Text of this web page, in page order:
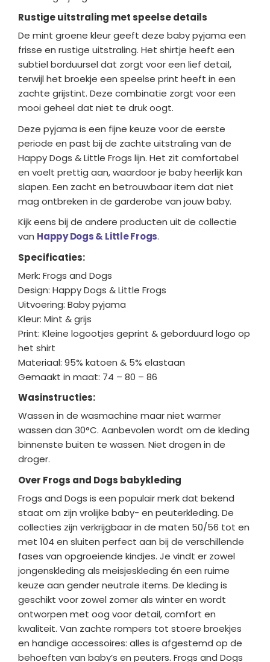
Rustige uitstraling met speelse details
De mint groene kleur geeft deze baby pyjama een
frisse en rustige uitstraling. Het shirtje heeft een
subtiel borduursel dat zorgt voor een lief detail,
terwijl het broekje een speelse print heeft in een
zachte grijstint. Deze combinatie zorgt voor een
mooi geheel dat niet te druk oogt.
Deze pyjama is een fijne keuze voor de eerste
periode en past bij de zachte uitstraling van de
Happy Dogs & Little Frogs lijn. Het zit comfortabel
en voelt prettig aan, waardoor je baby heerlijk kan
slapen. Een zacht en betrouwbaar item dat niet
mag ontbreken in de garderobe van jouw baby.
Kijk eens bij de andere producten uit de collectie
van Happy Dogs & Little Frogs.
Specificaties:
Merk: Frogs and Dogs
Design: Happy Dogs & Little Frogs
Uitvoering: Baby pyjama
Kleur: Mint & grijs
Print: Kleine logootjes geprint & geborduurd logo op
het shirt
Materiaal: 95% katoen & 5% elastaan
Gemaakt in maat: 74 – 80 – 86
Wasinstructies:
Wassen in de wasmachine maar niet warmer
wassen dan 30°C. Aanbevolen wordt om de kleding
binnenste buiten te wassen. Niet drogen in de
droger.
Over Frogs and Dogs babykleding
Frogs and Dogs is een populair merk dat bekend
staat om zijn vrolijke baby- en peuterkleding. De
collecties zijn verkrijgbaar in de maten 50/56 tot en
met 104 en sluiten perfect aan bij de verschillende
fases van opgroeiende kindjes. Je vindt er zowel
jongenskleding als meisjeskleding én een ruime
keuze aan gender neutrale items. De kleding is
geschikt voor zowel zomer als winter en wordt
ontworpen met oog voor detail, comfort en
kwaliteit. Van zachte rompers tot stoere broekjes
en handige accessoires: alles is afgestemd op de
behoeften van baby’s en peuters. Frogs and Dogs